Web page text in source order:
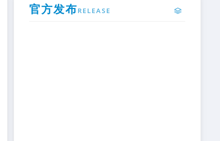
官方发布RELEASE